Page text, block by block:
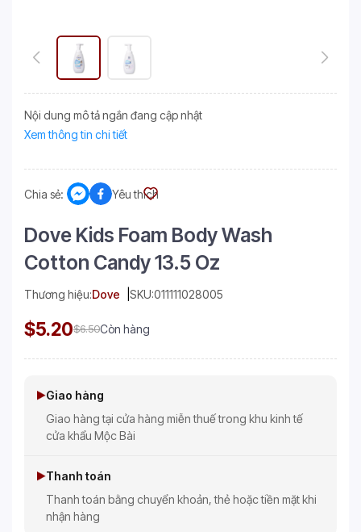
Nội dung mô tả ngắn đang cập nhật
Xem thông tin chi tiết
Chia sẻ: Yêu thích
Dove Kids Foam Body Wash
Cotton Candy 13.5 Oz
Thương hiệu:Dove SKU:011111028005
$5.20$6.50Còn hàng
Giao hàng
Giao hàng tại cửa hàng miễn thuế trong khu kinh tế
cửa khẩu Mộc Bài
Thanh toán
Thanh toán bằng chuyển khoản, thẻ hoặc tiền mặt khi
nhận hàng